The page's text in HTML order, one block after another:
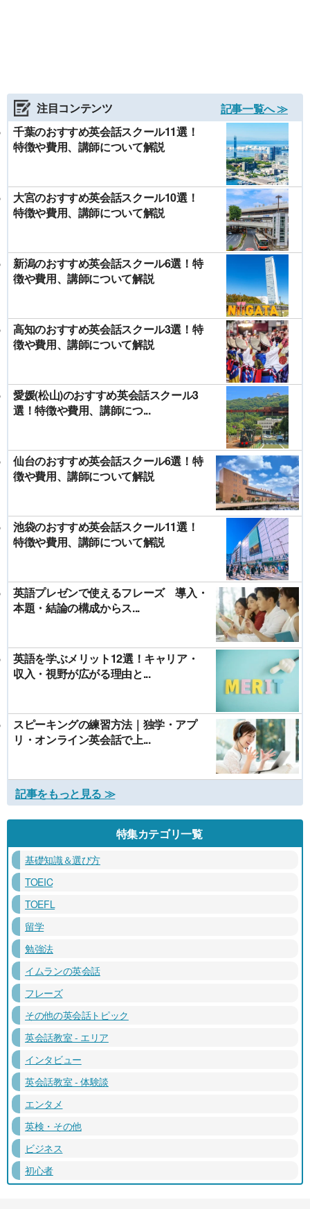
注目コンテンツ
記事一覧へ ≫
千葉のおすすめ英会話スクール11選！
特徴や費用、講師について解説
大宮のおすすめ英会話スクール10選！
特徴や費用、講師について解説
新潟のおすすめ英会話スクール6選！特
徴や費用、講師について解説
高知のおすすめ英会話スクール3選！特
徴や費用、講師について解説
愛媛(松山)のおすすめ英会話スクール3
選！特徴や費用、講師につ...
仙台のおすすめ英会話スクール6選！特
徴や費用、講師について解説
池袋のおすすめ英会話スクール11選！
特徴や費用、講師について解説
英語プレゼンで使えるフレーズ 導入・
本題・結論の構成からス...
英語を学ぶメリット12選！キャリア・
収入・視野が広がる理由と...
スピーキングの練習方法｜独学・アプ
リ・オンライン英会話で上...
記事をもっと見る ≫
特集カテゴリ一覧
基礎知識＆選び方
TOEIC
TOEFL
留学
勉強法
イムランの英会話
フレーズ
その他の英会話トピック
英会話教室 - エリア
インタビュー
英会話教室 - 体験談
エンタメ
英検・その他
ビジネス
初心者